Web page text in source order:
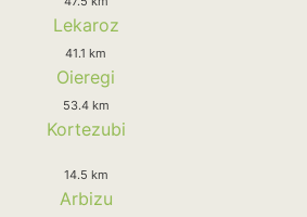
Lekaroz
41.1 km
Oieregi
53.4 km
Kortezubi
14.5 km
Arbizu